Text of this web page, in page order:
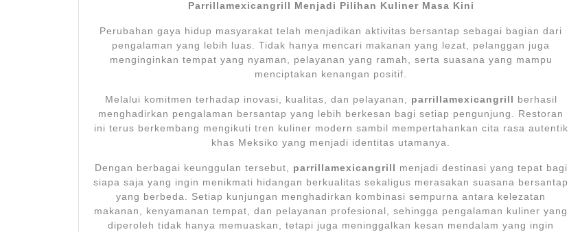
Parrillamexicangrill Menjadi Pilihan Kuliner Masa Kini
Perubahan gaya hidup masyarakat telah menjadikan aktivitas bersantap sebagai bagian dari
pengalaman yang lebih luas. Tidak hanya mencari makanan yang lezat, pelanggan juga
menginginkan tempat yang nyaman, pelayanan yang ramah, serta suasana yang mampu
menciptakan kenangan positif.
Melalui komitmen terhadap inovasi, kualitas, dan pelayanan, parrillamexicangrill berhasil
menghadirkan pengalaman bersantap yang lebih berkesan bagi setiap pengunjung. Restoran
ini terus berkembang mengikuti tren kuliner modern sambil mempertahankan cita rasa autentik
khas Meksiko yang menjadi identitas utamanya.
Dengan berbagai keunggulan tersebut, parrillamexicangrill menjadi destinasi yang tepat bagi
siapa saja yang ingin menikmati hidangan berkualitas sekaligus merasakan suasana bersantap
yang berbeda. Setiap kunjungan menghadirkan kombinasi sempurna antara kelezatan
makanan, kenyamanan tempat, dan pelayanan profesional, sehingga pengalaman kuliner yang
diperoleh tidak hanya memuaskan, tetapi juga meninggalkan kesan mendalam yang ingin